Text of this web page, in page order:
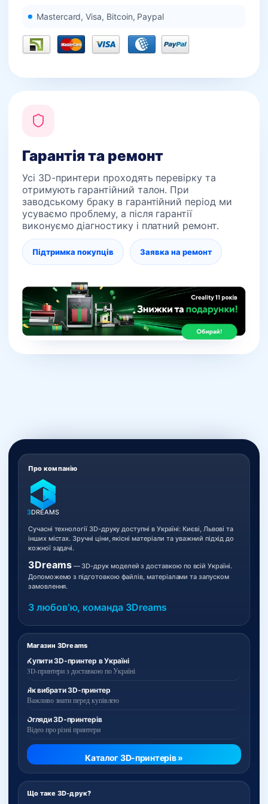
Mastercard, Visa, Bitcoin, Paypal
Гарантія та ремонт
Усі 3D-принтери проходять перевірку та
отримують гарантійний талон. При
заводському браку в гарантійний період ми
усуваємо проблему, а після гарантії
виконуємо діагностику і платний ремонт.
Підтримка покупців Заявка на ремонт
Магазин 3Dreams
Купити 3D-принтер в Україні
3D-принтери з доставкою по Україні
Як вибрати 3D-принтер
Важливо знати перед купівлею
Огляди 3D-принтерів
Відео про різні принтери
Каталог 3D-принтерів »
Що таке 3D-друк?
Про компанію
3DREAMS
Сучасні технології 3D-друку доступні в Україні: Києві, Львові та
інших містах. Зручні ціни, якісні матеріали та уважний підхід до
кожної задачі.
3Dreams— 3D-друк моделей з доставкою по всій Україні.
Допоможемо з підготовкою файлів, матеріалами та запуском
замовлення.
З любовʼю, команда 3Dreams